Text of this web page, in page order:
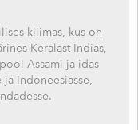
kliimas, kus on
Keralast Indias,
Assami ja idas
Indoneesiasse,